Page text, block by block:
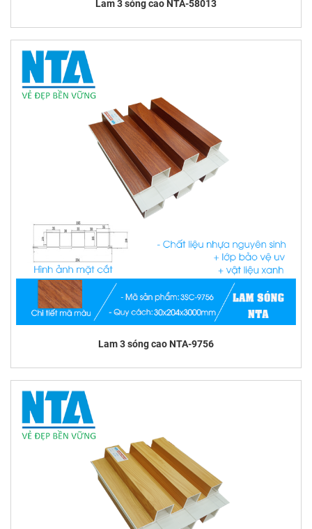
Lam 3 sóng cao NTA-58013
Lam 3 sóng cao NTA-9756